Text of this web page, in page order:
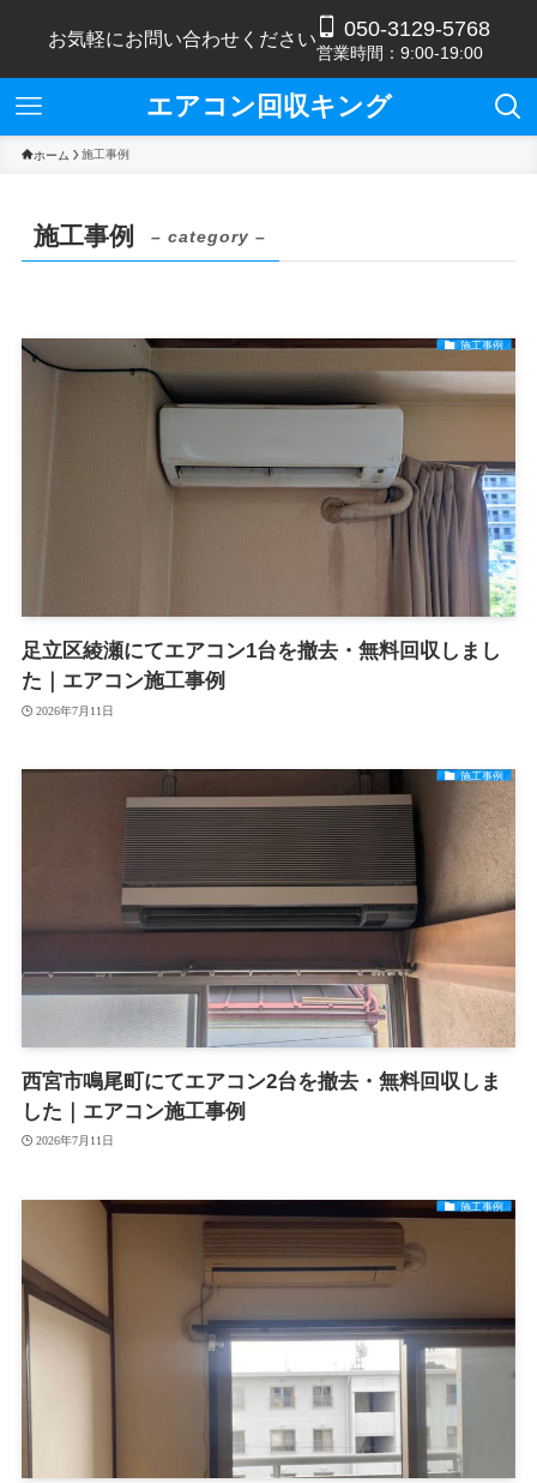
お気軽にお問い合わせください 050-3129-5768
営業時間：9:00-19:00
エアコン回収キング
ホーム 施工事例
施工事例 – category –
施工事例
足立区綾瀬にてエアコン1台を撤去・無料回収しまし
た｜エアコン施工事例
2026年7月11日
施工事例
西宮市鳴尾町にてエアコン2台を撤去・無料回収しま
した｜エアコン施工事例
2026年7月11日
施工事例